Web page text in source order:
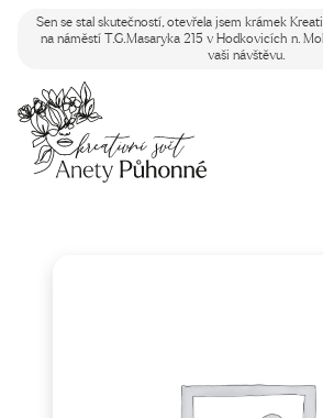
Sen se stal skutečností, otevřela jsem krámek
na náměstí T.G.Masaryka 215 v Hodkovicích n.
vaši návštěvu.